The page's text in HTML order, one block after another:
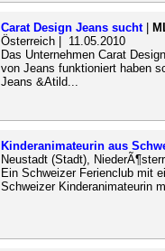
Carat Design Jeans sucht|
Österreich | 11.05.2010
Das Unternehmen Carat
von Jeans funktioniert haben
Jeans &Atild...
Kinderanimateurin aus
Neustadt (Stadt),
Ein Schweizer Ferienclub mit
Schweizer Kinderanimateurin